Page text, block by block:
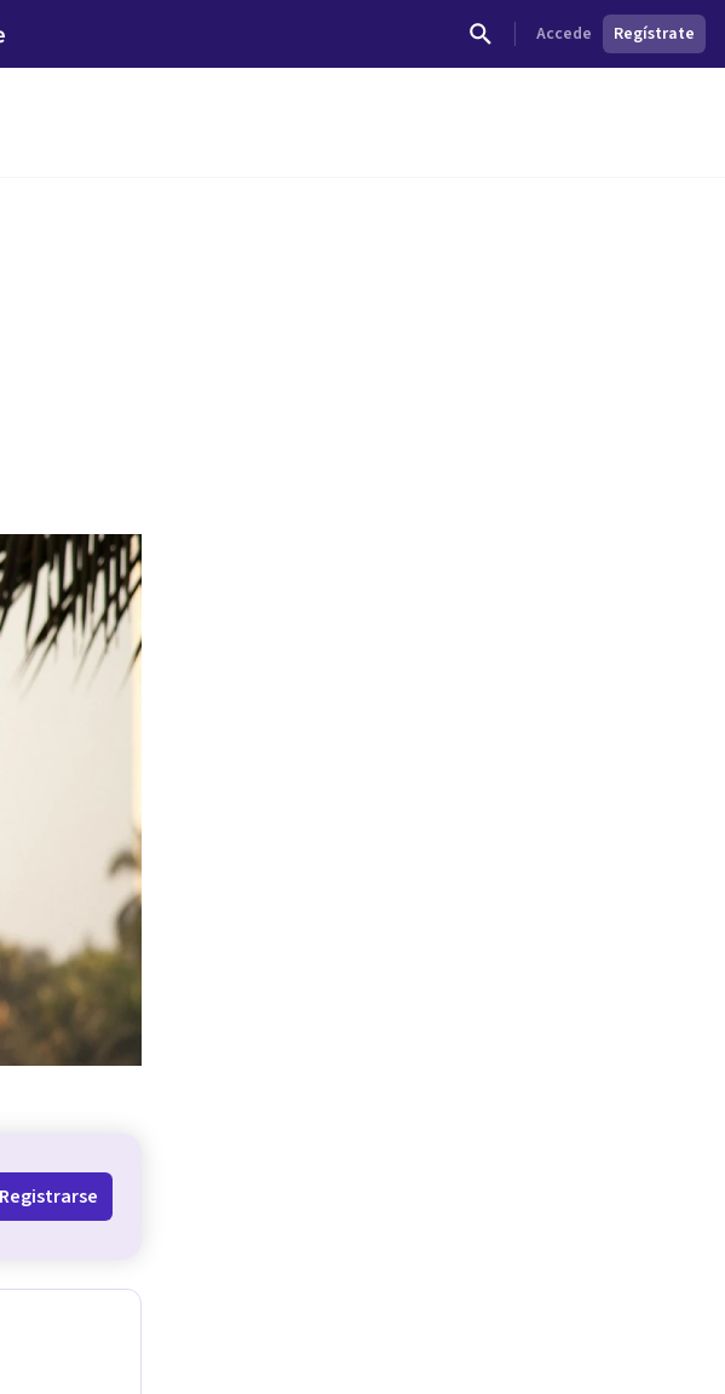
Accede Regístrate
Registrarse